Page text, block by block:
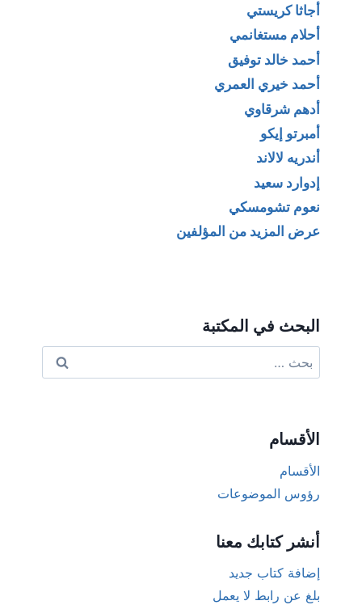
أجاثا كريستي
أحلام مستغانمي
أحمد خالد توفيق
أحمد خيري العمري
أدهم شرقاوي
أمبرتو إيكو
أندريه لالاند
إدوارد سعيد
نعوم تشومسكي
عرض المزيد من المؤلفين
البحث في المكتبة
عن:
الأقسام
الأقسام
رؤوس الموضوعات
أنشر كتابك معنا
إضافة كتاب جديد
بلغ عن رابط لا يعمل